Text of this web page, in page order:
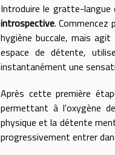
Introduire le gratte-
introspective. Commencez
hygiène buccale, mais
espace de détente,
instantanément une
Après cette première
permettant à l'oxygène
physique et la détente
progressivement entrer